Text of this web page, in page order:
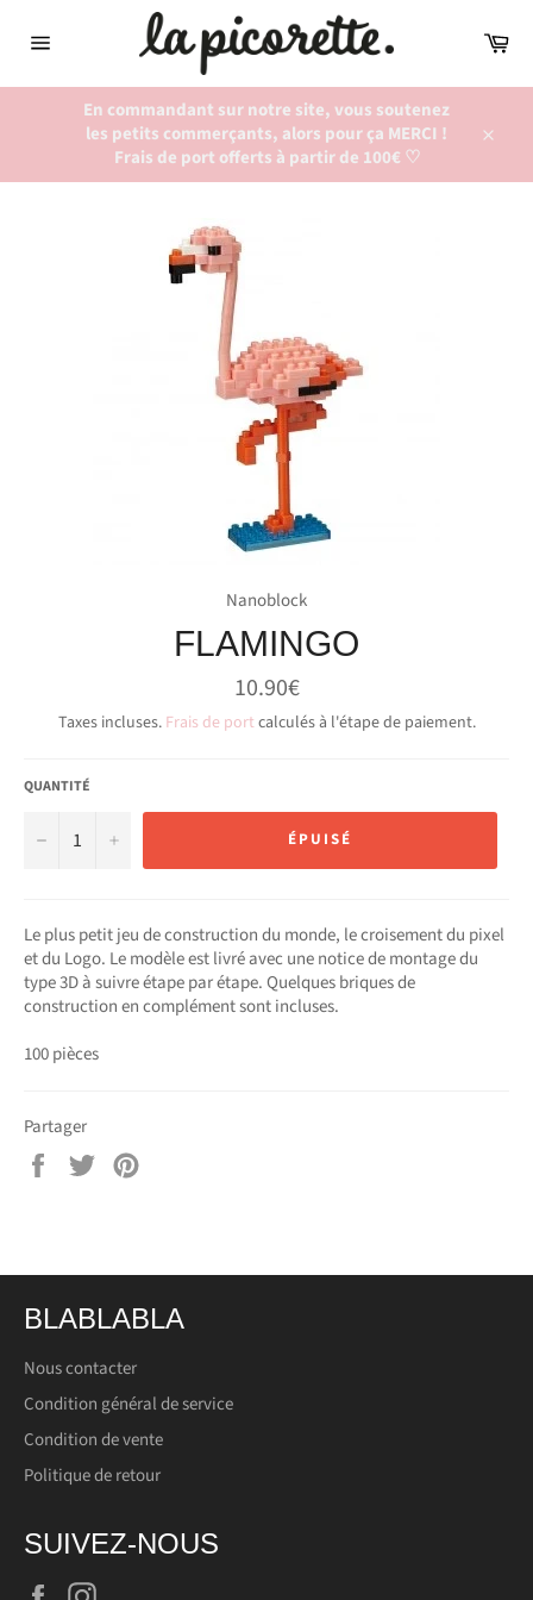
contenu
En commandant sur notre site, vous soutenez
les petits commerçants, alors pour ça MERCI !
Frais de port offerts à partir de 100€ ♡
Nanoblock
FLAMINGO
Prix
régulier
10.90€
Taxes incluses. Frais de portcalculés à l'étape de paiement.
QUANTITÉ
− + ÉPUISÉ
Le plus petit jeu de construction du monde, le croisement du pixel
et du Logo. Le modèle est livré avec une notice de montage du
type 3D à suivre étape par étape. Quelques briques de
construction en complément sont incluses.
100 pièces
Partager
Partager
sur
Tweeter
sur
BLABLABLA
Nous contacter
Condition général de service
Condition de vente
Politique de retour
SUIVEZ-NOUS
Facebook